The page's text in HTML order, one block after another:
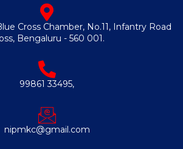
Cross Chamber, No.11, Infantry Road
Bengaluru - 560 001.
99861 33495,
nipmkc@gmail.com